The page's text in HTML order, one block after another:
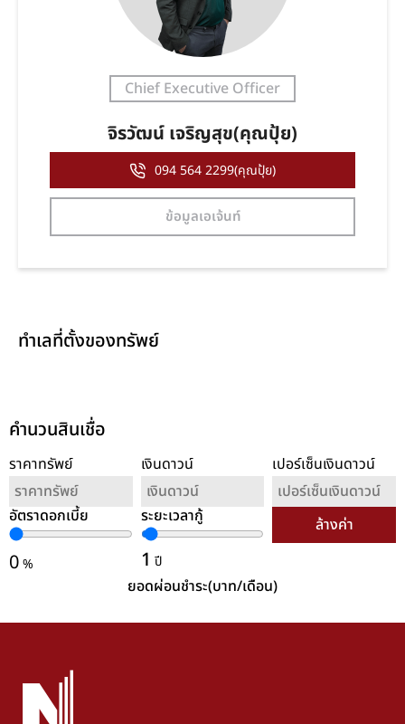
Chief Executive Officer
จิรวัฒน์ เจริญสุข(คุณปุ้ย)
094 564 2299(คุณปุ้ย)
ข้อมูลเอเจ้นท์
ทำเลที่ตั้งของทรัพย์
คำนวนสินเชื่อ
ราคาทรัพย์ เงินดาวน์ เปอร์เซ็นเงินดาวน์
อัตราดอกเบี้ย
0%
ระยะเวลากู้
1 ปี
ล้างค่า
ยอดผ่อนชำระ(บาท/เดือน)